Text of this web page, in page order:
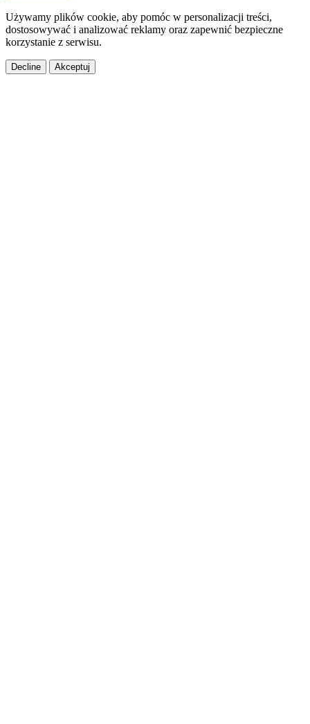
Używamy plików cookie, aby pomóc w personalizacji treści,
dostosowywać i analizować reklamy oraz zapewnić bezpieczne
korzystanie z serwisu.
Decline Akceptuj